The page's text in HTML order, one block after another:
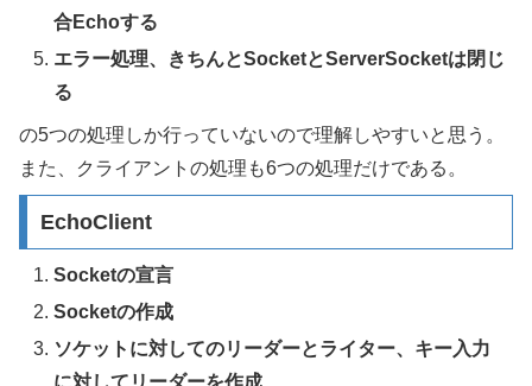
合Echoする
エラー処理、きちんとSocketとServerSocketは閉じ
る
の5つの処理しか行っていないので理解しやすいと思う。
また、クライアントの処理も6つの処理だけである。
EchoClient
Socketの宣言
Socketの作成
ソケットに対してのリーダーとライター、キー入力
に対してリーダーを作成